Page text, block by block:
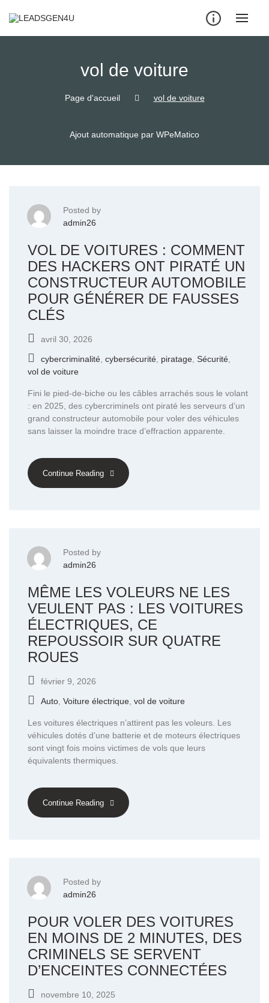
vol de voiture
Page d'accueil vol de voiture
Ajout automatique par WPeMatico
Posted by
admin26
VOL DE VOITURES : COMMENT
DES HACKERS ONT PIRATÉ UN
CONSTRUCTEUR AUTOMOBILE
POUR GÉNÉRER DE FAUSSES
CLÉS
avril 30, 2026
cybercriminalité cybersécurité piratage Sécurité
vol de voiture
Fini le pied-de-biche ou les câbles arrachés sous le volant
: en 2025, des cybercriminels ont piraté les serveurs d’un
grand constructeur automobile pour voler des véhicules
sans laisser la moindre trace d’effraction apparente.
Continue Reading
Posted by
admin26
MÊME LES VOLEURS NE LES
VEULENT PAS : LES VOITURES
ÉLECTRIQUES, CE
REPOUSSOIR SUR QUATRE
ROUES
février 9, 2026
Auto Voiture électrique vol de voiture
Les voitures électriques n’attirent pas les voleurs. Les
véhicules dotés d’une batterie et de moteurs électriques
sont vingt fois moins victimes de vols que leurs
équivalents thermiques.
Continue Reading
Posted by
admin26
POUR VOLER DES VOITURES
EN MOINS DE 2 MINUTES, DES
CRIMINELS SE SERVENT
D’ENCEINTES CONNECTÉES
novembre 10, 2025